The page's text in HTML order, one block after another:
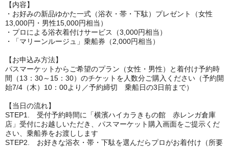
【内容】
・お好みの新品ゆかた一式（浴衣・帯・下駄）プレゼント（女性
13,000円・男性15,000円相当）
・プロによる浴衣着付けサービス（3,000円相当）
・「マリーンルージュ」乗船券（2,000円相当）
【お申込み方法】
パスマーケットからご希望のプラン（女性・男性）と着付け予約時
間（13：30～15：30）のチケットを人数分ご購入ください（予約開
始7/4（木）10：00より／予約締切 乗船日の3日前まで）
【当日の流れ】
STEP1. 受付予約時間に「横濱ハイカラきもの館 赤レンガ倉庫
店」受付にお越しいただき、パスマーケット購入画面をご提示くだ
さい、乗船券をお渡しします
STEP2. お好きな浴衣・帯・下駄を選んだらプロがお着付け（所要